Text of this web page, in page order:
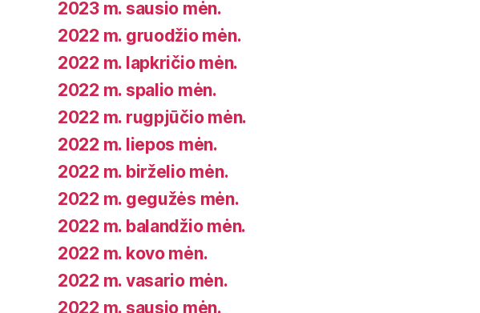
2023 m. sausio mėn.
2022 m. gruodžio mėn.
2022 m. lapkričio mėn.
2022 m. spalio mėn.
2022 m. rugpjūčio mėn.
2022 m. liepos mėn.
2022 m. birželio mėn.
2022 m. gegužės mėn.
2022 m. balandžio mėn.
2022 m. kovo mėn.
2022 m. vasario mėn.
2022 m. sausio mėn.